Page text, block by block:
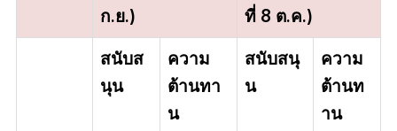
ก.ย.)
ที่ 8 ต.ค.)
สนับส
นุน
ความ
ต้านทา
น
สนับสนุ
น
ความ
ต้านท
าน